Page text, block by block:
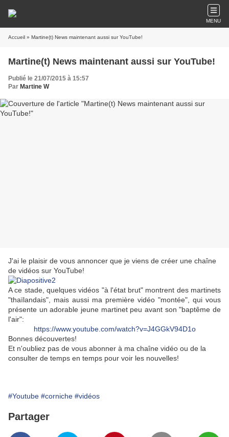
MENU
Accueil » Martine(t) News maintenant aussi sur YouTube!
Martine(t) News maintenant aussi sur YouTube!
Publié le 21/07/2015 à 15:57
Par Martine W
J'ai le plaisir de vous annoncer que je viens de créer une chaîne
de vidéos sur YouTube!
A ce stade, quelques vidéos "à l'état brut" montrent des martinets
"thaïlandais", mais aussi ma première vidéo "montée", qui vous
présente un adorable jeune martinet peu avant son "baptême de
l'air":
https://www.youtube.com/watch?v=J4GGkV94D1o
Bonnes découvertes!
Et n'oubliez pas de vous abonner à ma chaîne vidéo ou de la
consulter de temps en temps pour voir les nouvelles!
#Youtube #corniche #vidéos
Partager